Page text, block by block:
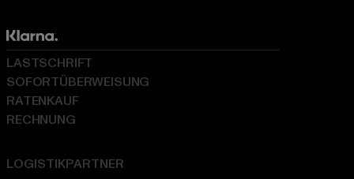
LOGISTIKPARTNER
LASTSCHRIFT
SOFORTÜBERWEISUNG
RATENKAUF
RECHNUNG